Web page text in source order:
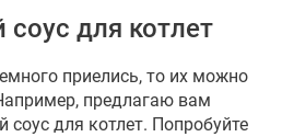
для котлет
приелись, то их можно
предлагаю вам
соус для котлет. Попробуйте